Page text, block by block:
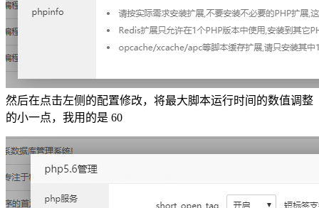
然后在点击左侧的配置修改，将最大脚本运行时间的数值调整
的小一点，我用的是 60